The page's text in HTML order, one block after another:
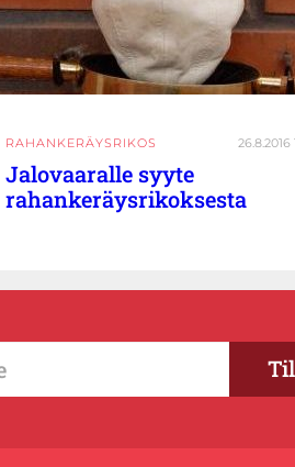
RAHANKERÄYSRIKOS 26.8.2016
Jalovaaralle syyte
rahankeräysrikoksesta